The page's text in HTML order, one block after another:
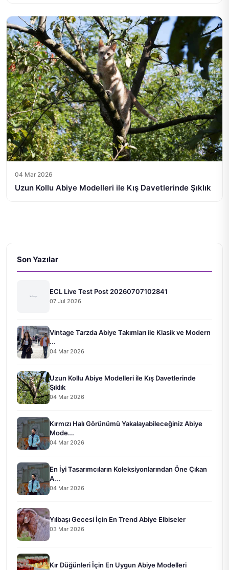
04 Mar 2026
Uzun Kollu Abiye Modelleri ile Kış Davetlerinde Şıklık
Son Yazılar
ECL Live Test Post 20260707102841
07 Jul 2026
Vintage Tarzda Abiye Takımları ile Klasik ve Modern
...
04 Mar 2026
Uzun Kollu Abiye Modelleri ile Kış Davetlerinde
Şıklık
04 Mar 2026
Kırmızı Halı Görünümü Yakalayabileceğiniz Abiye
Mode...
04 Mar 2026
En İyi Tasarımcıların Koleksiyonlarından Öne Çıkan
A...
04 Mar 2026
Yılbaşı Gecesi İçin En Trend Abiye Elbiseler
03 Mar 2026
Kır Düğünleri İçin En Uygun Abiye Modelleri